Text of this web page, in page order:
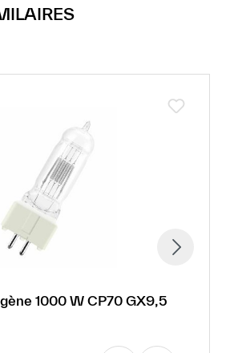
1000 W CP70 GX9,5